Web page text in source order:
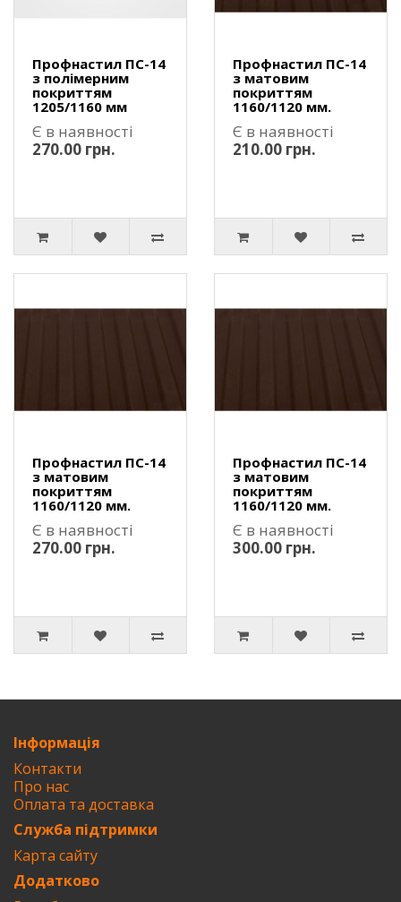
Профнастил ПС-14
з полімерним
покриттям
1205/1160 мм
Є в наявності
270.00 грн.
Профнастил ПС-14
з матовим
покриттям
1160/1120 мм.
Є в наявності
210.00 грн.
Профнастил ПС-14
з матовим
покриттям
1160/1120 мм.
Є в наявності
270.00 грн.
Профнастил ПС-14
з матовим
покриттям
1160/1120 мм.
Є в наявності
300.00 грн.
Інформація
Контакти
Про нас
Оплата та доставка
Служба підтримки
Карта сайту
Додатково